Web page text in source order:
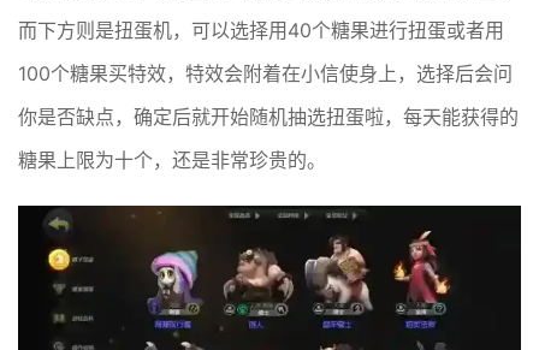
而下方则是扭蛋机，可以选择用40个糖果进行扭蛋或者用
100个糖果买特效，特效会附着在小信使身上，选择后会问
你是否缺点，确定后就开始随机抽选扭蛋啦，每天能获得的
糖果上限为十个，还是非常珍贵的。